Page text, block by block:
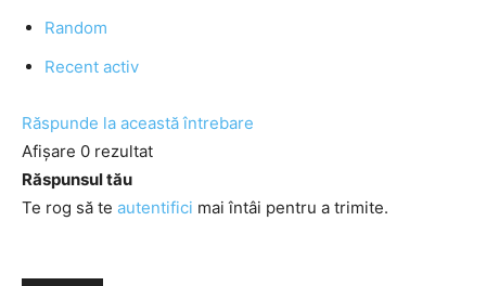
Random
Recent activ
Răspunde la această întrebare
Afișare 0 rezultat
Răspunsul tău
Te rog să te autentifici mai întâi pentru a trimite.